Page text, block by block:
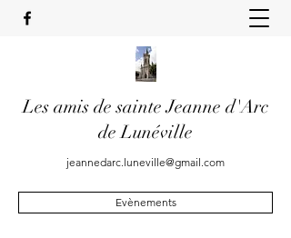
Les amis de sainte Jeanne d'Arc
de Lunéville
jeannedarc.luneville@gmail.com
Evènements